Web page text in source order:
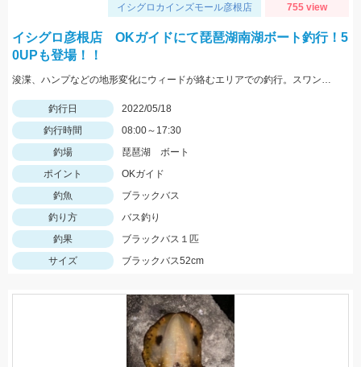
イシグロカインズモール彦根店 755 view
イシグロ彦根店 OKガイドにて琵琶湖南湖ボート釣行！5
0UPも登場！！
浚渫、ハンプなどの地形変化にウィードが絡むエリアでの釣行。スワンプクローラーでの釣果でした。
釣行日
2022/05/18
釣行時間
08:00～17:30
釣場
琵琶湖 ボート
ポイント
OKガイド
釣魚
ブラックバス
釣り方
バス釣り
釣果
ブラックバス１匹
サイズ
ブラックバス52cm